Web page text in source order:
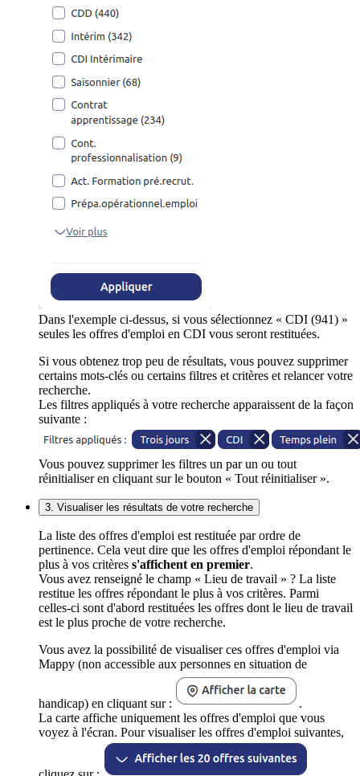
Dans l'exemple ci-dessus, si vous sélectionnez « CDI (941) »
seules les offres d'emploi en CDI vous seront restituées.
Si vous obtenez trop peu de résultats, vous pouvez supprimer
certains mots-clés ou certains filtres et critères et relancer votre
recherche.
Les filtres appliqués à votre recherche apparaissent de la façon
suivante :
Vous pouvez supprimer les filtres un par un ou tout
réinitialiser en cliquant sur le bouton « Tout réinitialiser ».
3. Visualiser les résultats de votre recherche
La liste des offres d'emploi est restituée par ordre de
pertinence. Cela veut dire que les offres d'emploi répondant le
plus à vos critères s'affichent en premier.
Vous avez renseigné le champ « Lieu de travail » ? La liste
restitue les offres répondant le plus à vos critères. Parmi
celles-ci sont d'abord restituées les offres dont le lieu de travail
est le plus proche de votre recherche.
Vous avez la possibilité de visualiser ces offres d'emploi via
Mappy (non accessible aux personnes en situation de
handicap) en cliquant sur :
.
La carte affiche uniquement les offres d'emploi que vous
voyez à l'écran. Pour visualiser les offres d'emploi suivantes,